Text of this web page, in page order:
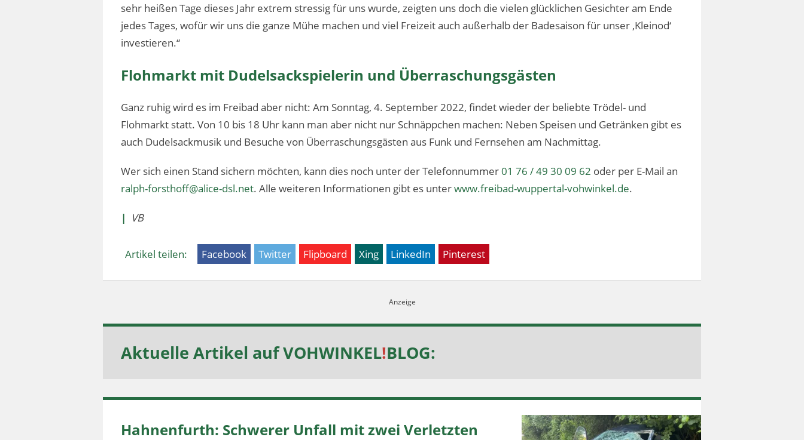
sehr heißen Tage dieses Jahr extrem stressig für uns wurde, zeigten uns doch die vielen glücklichen Gesichter am Ende
jedes Tages, wofür wir uns die ganze Mühe machen und viel Freizeit auch außerhalb der Badesaison für unser ,Kleinod‘
investieren.“
Flohmarkt mit Dudelsackspielerin und Überraschungsgästen
Ganz ruhig wird es im Freibad aber nicht: Am Sonntag, 4. September 2022, findet wieder der beliebte Trödel- und
Flohmarkt statt. Von 10 bis 18 Uhr kann man aber nicht nur Schnäppchen machen: Neben Speisen und Getränken gibt es
auch Dudelsackmusik und Besuche von Überraschungsgästen aus Funk und Fernsehen am Nachmittag.
Wer sich einen Stand sichern möchten, kann dies noch unter der Telefonnummer01 76 / 49 30 09 62 oder per E-Mail an
ralph-forsthoff@alice-dsl.net. Alle weiteren Informationen gibt es unterwww.freibad-wuppertal-vohwinkel.de.
| VB
Artikel teilen: Facebook Twitter Flipboard Xing LinkedIn Pinterest
Aktuelle Artikel aufVOHWINKEL!BLOG:
Hahnenfurth: Schwerer Unfall mit zwei Verletzten